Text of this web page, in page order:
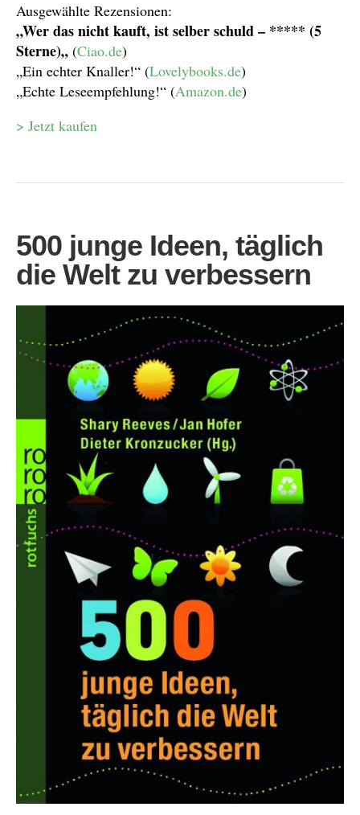
Ausgewählte Rezensionen:
„Wer das nicht kauft, ist selber schuld – ***** (5
Sterne)„ (Ciao.de)
„Ein echter Knaller!“ (Lovelybooks.de)
„Echte Leseempfehlung!“ (Amazon.de)
> Jetzt kaufen
500 junge Ideen, täglich
die Welt zu verbessern